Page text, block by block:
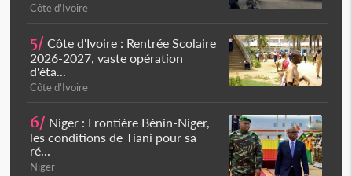
Côte d'Ivoire
5/ Côte d'Ivoire : Rentrée Scolaire
2026-2027, vaste opération
d'éta...
Côte d'Ivoire
6/ Niger : Frontière Bénin-Niger,
les conditions de Tiani pour sa
ré...
Niger